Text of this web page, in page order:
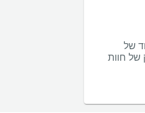
של
של חוות